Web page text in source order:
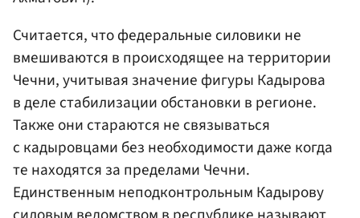
Считается, что федеральные силовики не
вмешиваются в происходящее на территории
Чечни, учитывая значение фигуры Кадырова
в деле стабилизации обстановки в регионе.
Также они стараются не связываться
с кадыровцами без необходимости даже когда
те находятся за пределами Чечни.
Единственным неподконтрольным Кадырову